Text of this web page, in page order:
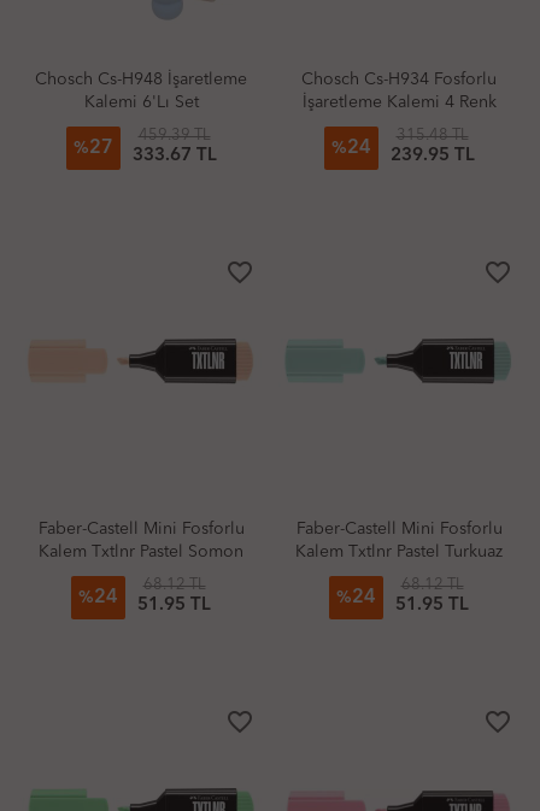
Chosch Cs-H948 İşaretleme
Kalemi 6'Lı Set
%27
459.39 TL
333.67 TL
Chosch Cs-H934 Fosforlu
İşaretleme Kalemi 4 Renk
Set
%24
315.48 TL
239.95 TL
favorite_border
Faber-Castell Mini Fosforlu
Kalem Txtlnr Pastel Somon
%24
68.12 TL
51.95 TL
favorite_border
Faber-Castell Mini Fosforlu
Kalem Txtlnr Pastel Turkuaz
%24
68.12 TL
51.95 TL
favorite_border favorite_border